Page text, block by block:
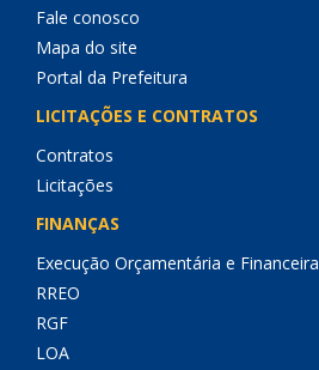
Fale conosco
Mapa do site
Portal da Prefeitura
LICITAÇÕES E CONTRATOS
Contratos
Licitações
FINANÇAS
Execução Orçamentária e Financeira
RREO
RGF
LOA